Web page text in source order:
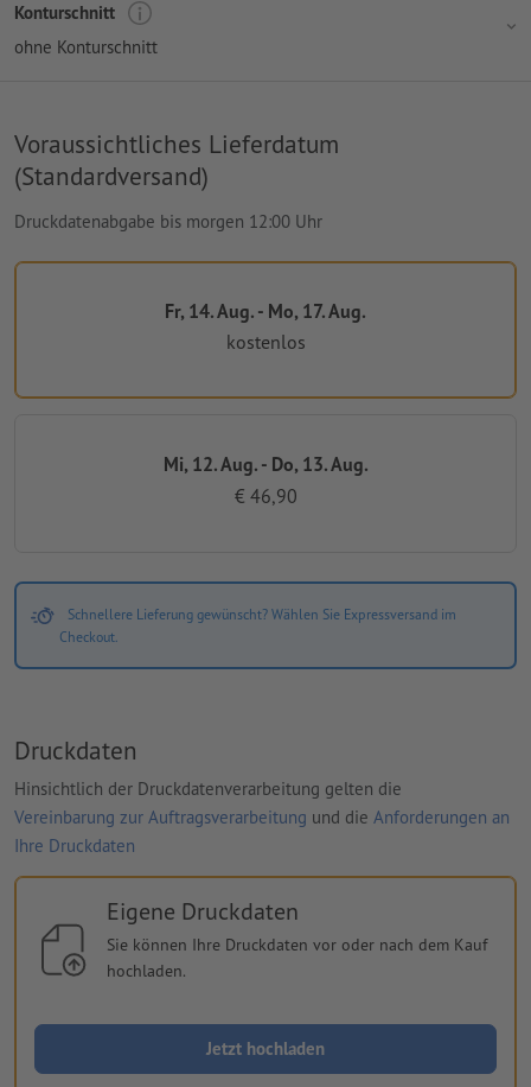
Konturschnitt
ohne Konturschnitt
Voraussichtliches Lieferdatum
(Standardversand)
Druckdatenabgabe bis morgen 12:00 Uhr
Fr, 14. Aug. - Mo, 17. Aug.
kostenlos
Mi, 12. Aug. - Do, 13. Aug.
€ 46,90
Schnellere Lieferung gewünscht? Wählen Sie Expressversand im
Checkout.
Druckdaten
Hinsichtlich der Druckdatenverarbeitung gelten die
Vereinbarung zur Auftragsverarbeitung und die Anforderungen an
Ihre Druckdaten
Eigene Druckdaten
Sie können Ihre Druckdaten vor oder nach dem Kauf
hochladen.
Jetzt hochladen